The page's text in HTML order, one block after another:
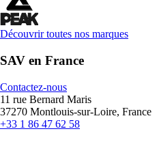
Découvrir toutes nos marques
SAV en France
Contactez-nous
11 rue Bernard Maris
37270 Montlouis-sur-Loire, France
+33 1 86 47 62 58